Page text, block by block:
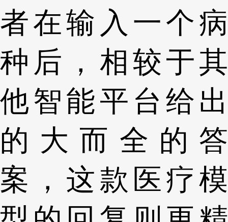
者在输入一个病
种后，相较于其
他智能平台给出
的大而全的答
案，这款医疗模